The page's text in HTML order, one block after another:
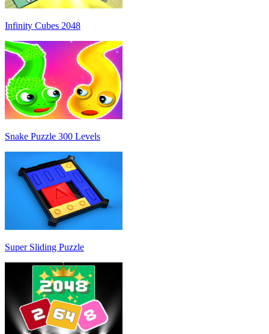
Infinity Cubes 2048
Snake Puzzle 300 Levels
Super Sliding Puzzle